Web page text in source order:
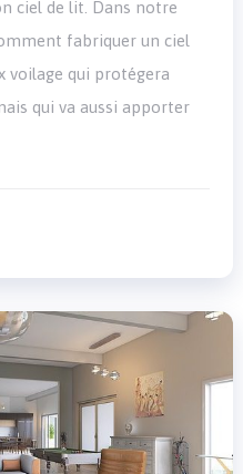
ciel de lit. Dans notre
fabriquer un ciel
voilage qui protégera
qui va aussi apporter